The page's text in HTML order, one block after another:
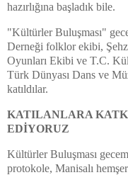
hazırlığına başladık bile.
"Kültürler Buluşması"
Derneği folklor ekibi,
Oyunları Ekibi ve T.C.
Türk Dünyası Dans ve
katıldılar.
KATILANLARA
EDİYORUZ
Kültürler Buluşması
protokole, Manisalı